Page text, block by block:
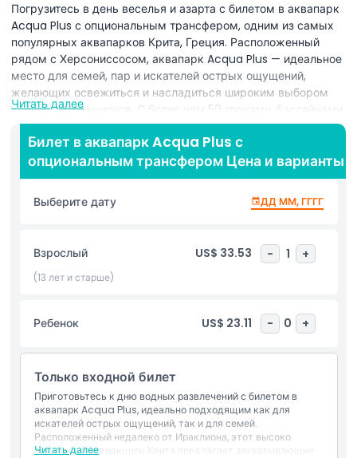
Погрузитесь в день веселья и азарта с билетом в аквапарк
Acqua Plus с опциональным трансфером, одним из самых
популярных аквапарков Крита, Греция. Расположенный
рядом с Херсониссосом, аквапарк Acqua Plus — идеальное
место для семей, пар и искателей острых ощущений,
желающих освежиться и насладиться широким выбором
водных аттракционов. С более чем 50 горками, бассейнами
и развлечениями найдется что-то для каждого — от
захватывающих поездок, таких как Камикадзе и Чёрная
Дыра, до более спокойных вариантов, таких как ленивые
реки и детские игровые зоны. Парк красиво оформлен
пышными садами и предлагает тенистые зоны для отдыха
между приключениями. Выберите билет с опцией
удобный забор и высадку из Ираклиона и соседних
районов. С первоклассными удобствами, присмотром
спасателей и ресторанами на территории, предлагающими
обеспечивает безопасное и приятное посещение для всех
возрастов. Планируете ли вы весёлый семейный день,
посещению место на Крите. Забронируйте ваши билеты в
аквапарк Acqua Plus с опциональным трансфером сегодня
и создайте незабываемые воспоминания в одном из лучших
аквапарков Греции.
Читать далее
Билет в аквапарк Acqua Plus с
опциональным трансфером Цена и варианты
Выберите дату ДД ММ, ГГГГ
Взрослый US$ 33.53 - 1 +
(13 лет и старше)
Ребенок US$ 23.11 - 0 +
Только входной билет
Приготовьтесь к дню водных развлечений с билетом в
аквапарк Acqua Plus, идеально подходящим как для
искателей острых ощущений, так и для семей.
Расположенный недалеко от Ираклиона, этот высоко
оцененный аттракцион Крита предлагает захватывающие
Читать далее